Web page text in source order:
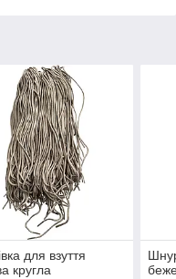
для взуття
кругла